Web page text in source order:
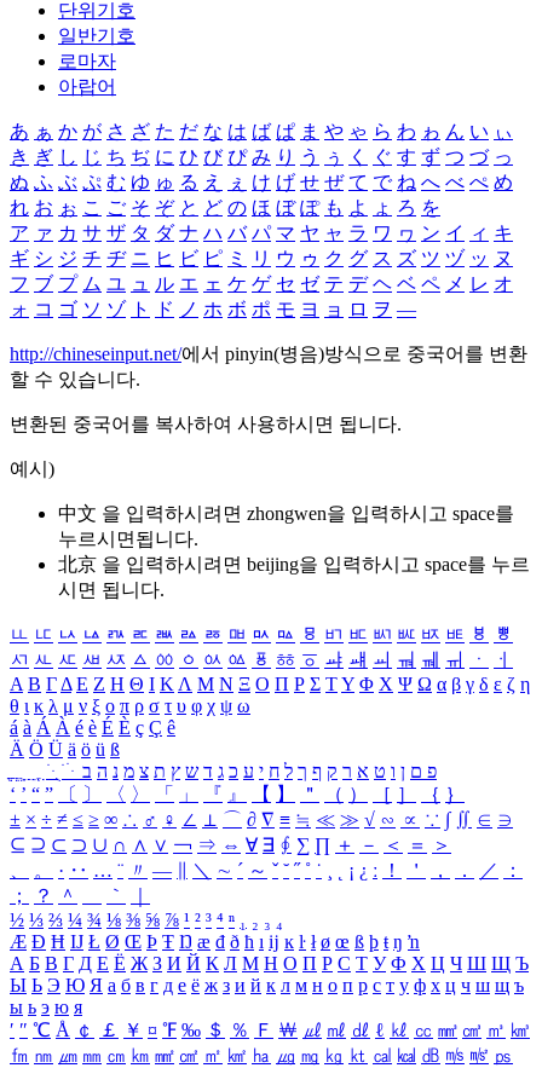
단위기호
일반기호
로마자
아랍어
あ ぁ か が さ ざ た だ な は ば ぱ ま や ゃ ら わ ゎ ん い ぃ
き ぎ し じ ち ぢ に ひ び ぴ み り う ぅ く ぐ す ず つ づ っ
ぬ ふ ぶ ぷ む ゆ ゅ る え ぇ け げ せ ぜ て で ね へ べ ぺ め
れ お ぉ こ ご そ ぞ と ど の ほ ぼ ぽ も よ ょ ろ を
ア ァ カ サ ザ タ ダ ナ ハ バ パ マ ヤ ャ ラ ワ ヮ ン イ ィ キ
ギ シ ジ チ ヂ ニ ヒ ビ ピ ミ リ ウ ゥ ク グ ス ズ ツ ヅ ッ ヌ
フ ブ プ ム ユ ュ ル エ ェ ケ ゲ セ ゼ テ デ ヘ ベ ペ メ レ オ
ォ コ ゴ ソ ゾ ト ド ノ ホ ボ ポ モ ヨ ョ ロ ヲ ―
http://chineseinput.net/에서 pinyin(병음)방식으로 중국어를 변환
할 수 있습니다.
변환된 중국어를 복사하여 사용하시면 됩니다.
예시)
中文 을 입력하시려면 zhongwen을 입력하시고 space를
누르시면됩니다.
北京 을 입력하시려면 beijing을 입력하시고 space를 누르
시면 됩니다.
ㅥ ㅦ ㅧ ㅨ ㅩ ㅪ ㅫ ㅬ ㅭ ㅮ ㅯ ㅰ ㅱ ㅲ ㅳ ㅴ ㅵ ㅶ ㅷ ㅸ
ㅹ
ㅺ ㅻ ㅼ ㅽ ㅾ ㅿ ㆀ ㆁ ㆂ ㆃ ㆄ ㆅ ㆆ ㆇ ㆈ ㆉ ㆊ ㆋ ㆌ ㆍ
ㆎ
Α Β ΓΔ Ε Ζ Η Θ Ι ΚΛ Μ Ν Ξ Ο Π Ρ Σ ΤΥ Φ Χ Ψ Ω α β γ δ ε ζ η
θ ι κ λ μ ν ξ ο π ρ σ τ υ φ χ ψ ω
á à Á À é è É È ç Ç ê
Ä Ö Ü ä ö ü ß
ִֶֹ ֻּ ׁׂ פ ם ן ו ט א ר ק ף ך ל ח י ע כ ג ד ש ץ ת צ מ נ ה ב
‘ ’ “ ” 〔 〕 〈 〉 「 」 『 』 【 】 ＂ （ ） ［ ］ ｛ ｝
± × ÷ ≠ ≤ ≥ ∞ ∴ ♂ ♀ ∠ ⊥ ⌒ ∂ ∇ ≡ ≒ ≪ ≫ √ ∽ ∝ ∵ ∫ ∬ ∈ ∋
⊆ ⊇ ⊂ ⊃ ∪ ∩ ∧ ∨ ￢ ⇒ ⇔ ∀ ∃ ∮ ∑ ∏ ＋ － ＜ ＝
＞
、
。 · ‥ … ¨ 〃 ― ＼ ∼ ´ ～ ˇ ˘ ˝ ˚ ˙ ¸ ¡ ¿ ː ！ ＇ ， ． ／
：
；
？ ＾ ｀
½ ⅓ ⅔ ¼ ¾ ⅛ ⅜ ⅝ ⅞ ¹ ² ³ ⁴ ⁿ ₁ ₂ ₃ ₄
Æ Ð Ħ Ĳ Ł Ø Œ Þ Ŧ Ŋ æ đ ð ħ ı ĳ ĸ ŀ ł ø œ ß þ ŧ ŋ ŉ
А Б В Г Д Е Ё Ж З И Й К Л М Н О П Р С Т У Ф Х Ц Ч Ш Щ Ъ
Ы Ь Э Ю Я а б в г д е ё ж з и й к л м н о п р с т у ф х ц ч ш щ ъ
ы ь э ю я
′ ″ ℃ Å ￠ ￡ ￥ ¤ ℉ ‰ ＄ ％ Ｆ ￦ ㎕ ㎖ ㎗ ℓ ㎘ ㏄ ㎣ ㎤ ㎥ ㎦
㎙ ㎚ ㎛ ㎜ ㎝ ㎞ ㎟ ㎠ ㎡ ㎢ ㏊ ㎍ ㎎ ㎏ ㏏ ㎈ ㎉ ㏈ ㎧ ㎨ ㎰